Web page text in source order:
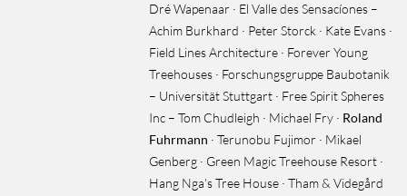
Dré Wapenaar · El Valle des Sensacíones –
Achim Burkhard · Peter Storck · Kate Evans ·
Field Lines Architecture · Forever Young
Treehouses · Forschungsgruppe Baubotanik
– Universität Stuttgart · Free Spirit Spheres
Inc – Tom Chudleigh · Michael Fry · Roland
Fuhrmann · Terunobu Fujimor · Mikael
Genberg · Green Magic Treehouse Resort ·
Hang Nga’s Tree House · Tham & Videgård